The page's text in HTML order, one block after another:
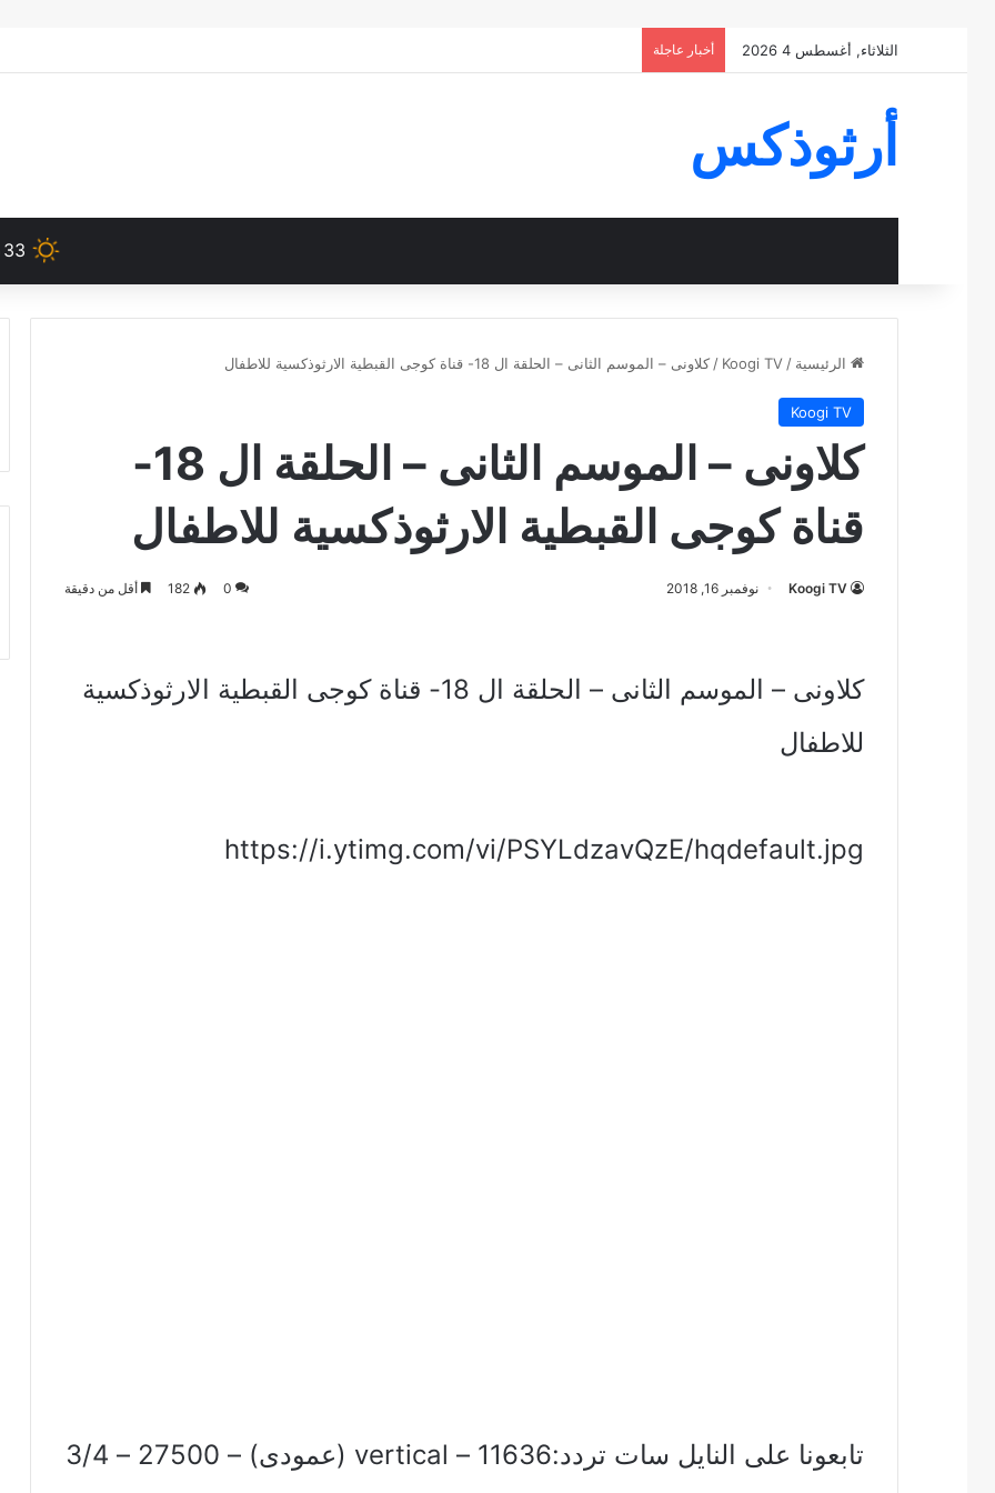
الثلاثاء, أغسطس 4 2026 أخبار عاجلة
أرثوذكس
33
الرئيسية /
Koogi TV
/ كلاونى – الموسم الثانى – الحلقة ال 18- قناة كوجى القبطية الارثوذكسية للاطفال
Koogi TV
كلاونى – الموسم الثانى – الحلقة ال 18-
قناة كوجى القبطية الارثوذكسية للاطفال
Koogi TV نوفمبر 16, 2018 0
182 أقل من دقيقة
كلاونى – الموسم الثانى – الحلقة ال 18- قناة كوجى القبطية الارثوذكسية
للاطفال
https://i.ytimg.com/vi/PSYLdzavQzE/hqdefault.jpg
تابعونا على النايل سات تردد:11636 – vertical (عمودى) – 27500 – 3/4